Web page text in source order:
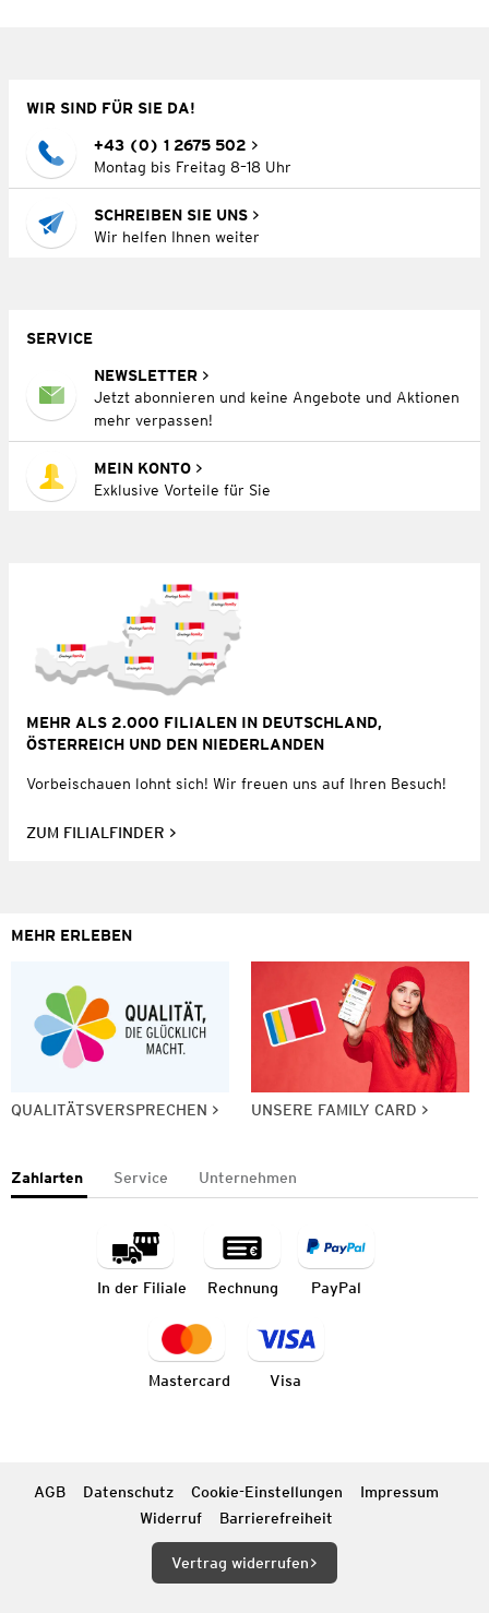
WIR SIND FÜR SIE DA!
+43 (0) 1 2675 502
Montag bis Freitag 8–18 Uhr
SCHREIBEN SIE UNS
Wir helfen Ihnen weiter
SERVICE
NEWSLETTER
Jetzt abonnieren und keine Angebote und Aktionen
mehr verpassen!
MEIN KONTO
Exklusive Vorteile für Sie
MEHR ALS 2.000 FILIALEN IN DEUTSCHLAND,
ÖSTERREICH UND DEN NIEDERLANDEN
Vorbeischauen lohnt sich! Wir freuen uns auf Ihren Besuch!
ZUM FILIALFINDER
MEHR ERLEBEN
QUALITÄTSVERSPRECHEN UNSERE FAMILY CARD
Zahlarten Service Unternehmen
In der Filiale Rechnung PayPal
Mastercard Visa
AGB Datenschutz Cookie-Einstellungen
Impressum
Widerruf
Barrierefreiheit
Vertrag widerrufen